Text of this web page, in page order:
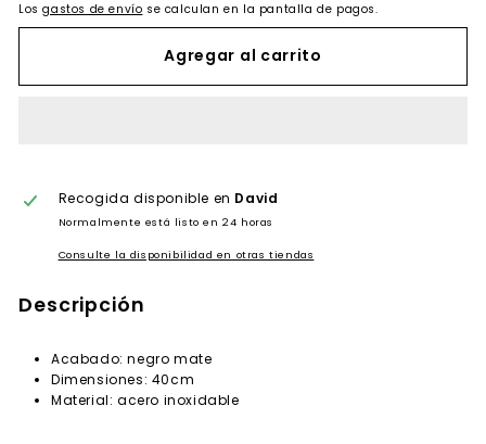
Losgastos de envío se calculan en la pantalla de pagos.
Agregar al carrito
Recogida disponible en David
Normalmente está listo en 24 horas
Consulte la disponibilidad en otras tiendas
Descripción
Acabado: negro mate
Dimensiones: 40cm
Material: acero inoxidable